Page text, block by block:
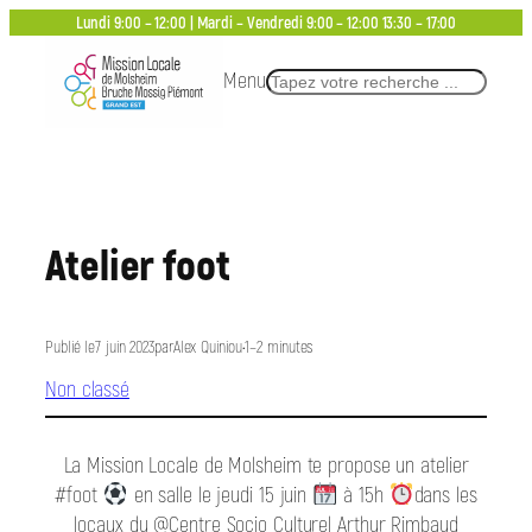
contenu
Lundi 9:00 – 12:00 | Mardi – Vendredi 9:00 – 12:00 13:30 – 17:00
MenuRechercher
Atelier foot
Publié le7 juin 2023parAlex Quiniou•1–2 minutes
Non classé
La Mission Locale de Molsheim te propose un atelier
#foot
en salle le jeudi 15 juin à 15h
dans les
locaux du @Centre Socio Culturel Arthur Rimbaud